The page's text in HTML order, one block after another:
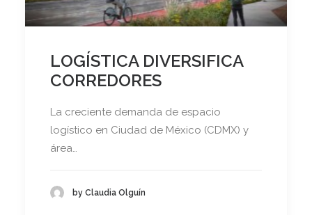
LOGÍSTICA DIVERSIFICA
CORREDORES
La creciente demanda de espacio
logístico en Ciudad de México (CDMX) y
área…
by Claudia Olguín